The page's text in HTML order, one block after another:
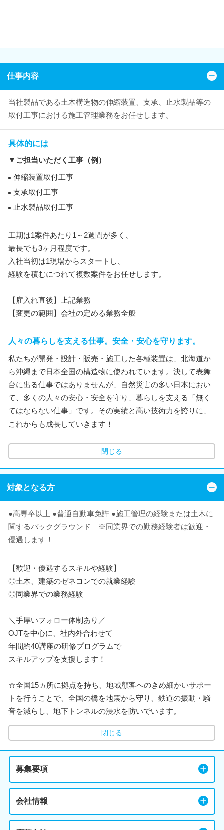
仕事内容
当社製品である土木構造物の伸縮装置、支承、止水製品等の
取付工事における施工管理業務をお任せします。
具体的には
▼ご担当いただく工事（例）
伸縮装置取付工事
支承取付工事
止水製品取付工事
工期は1案件あたり1～2週間が多く、
最長でも3ヶ月程度です。
入社当初は1現場からスタートし、
経験を積むにつれて複数案件をお任せします。
【雇入れ直後】上記業務
【変更の範囲】会社の定める業務全般
人々の暮らしを支える仕事。安全・安心を守ります。
私たちが開発・設計・販売・施工した各種装置は、北海道か
ら沖縄まで日本全国の構造物に使われています。決して表舞
台に出る仕事ではありませんが、自然災害の多い日本におい
て、多くの人々の安心・安全を守り、暮らしを支える「無く
てはならない仕事」です。その実績と高い技術力を誇りに、
これからも成長していきます！
閉じる
対象となる方
●高専卒以上 ●普通自動車免許 ●施工管理の経験または土木に
関するバックグラウンド ※同業界での勤務経験者は歓迎・
優遇します！
【歓迎・優遇するスキルや経験】
◎土木、建築のゼネコンでの就業経験
◎同業界での業務経験
＼手厚いフォロー体制あり／
OJTを中心に、社内外合わせて
年間約40講座の研修プログラムで
スキルアップを支援します！
☆全国15ヵ所に拠点を持ち、地域顧客へのきめ細かいサポー
トを行うことで、全国の橋を地震から守り、鉄道の振動・騒
音を減らし、地下トンネルの浸水を防いでいます。
閉じる
募集要項
会社情報